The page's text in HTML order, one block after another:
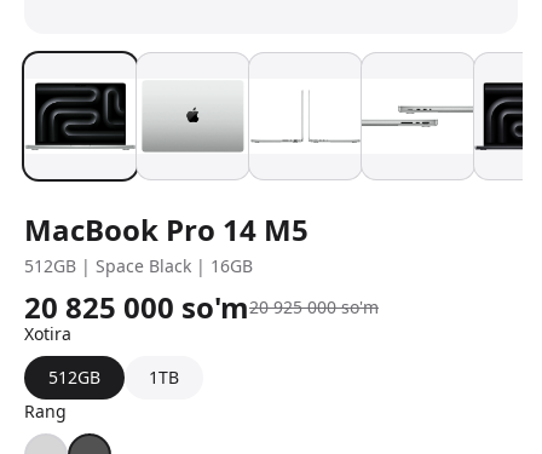
MacBook Pro 14 M5
512GB | Space Black | 16GB
20 825 000 so'm20 925 000 so'm
Xotira
512GB
1TB
Rang